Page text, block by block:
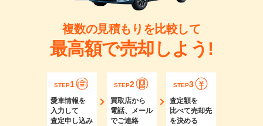
複数の見積もりを比較して
最高額で売却しよう!
STEP1
愛車情報を
入力して
査定申し込み
STEP2
買取店から
電話、メール
でご連絡
STEP3
査定額を
比べて売却先
を決める